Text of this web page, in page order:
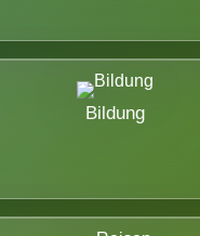
Bildung